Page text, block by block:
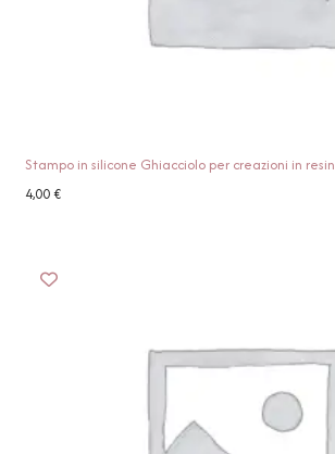
Stampo in silicone Ghiacciolo per creazioni in
4,00€